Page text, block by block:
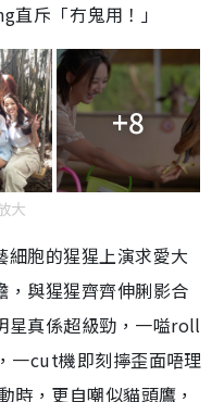
直斥「冇鬼用！」
+8
大
細胞的猩猩上演求愛大
，與猩猩齊齊伸脷影合
星真係超級勁，一嗌roll
一cut機即刻擰歪面唔理
時，更自嘲似貓頭鷹，